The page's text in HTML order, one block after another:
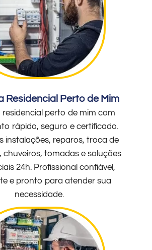
Residencial Perto de Mim
residencial perto de mim com
rápido, seguro e certificado.
instalações, reparos, troca de
chuveiros, tomadas e soluções
24h. Profissional confiável,
e pronto para atender sua
necessidade.